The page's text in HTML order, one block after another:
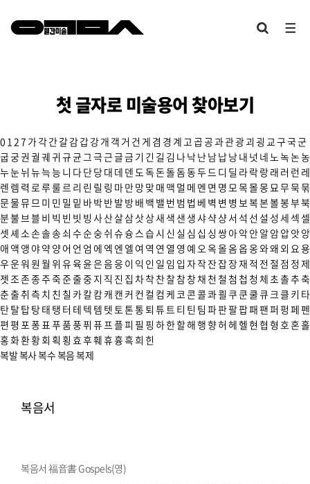
첫 글자로 미술용어 찾아보기
0 1 27 가각간갈감갑강개 객 거 건 게 겸 경 계 고 곱공과관광괴 굉 교 구국군
굽궁권 궐 궤귀 규균그극근글금기 긴 길 김 나낙난남납낭내 넛 네 노 녹논농
누눈뉘 뉴늑능 니 다단당대 데 덴 도 독돈돌돔동두 드 디 딜 라락랑래 러 런 레
렌 렘 력 로 루룰 르 리 린 릴 링 마만망맞매 맥 멀 메 멘 면 명 모 목몰몽 묘 무묵묶
문물뮤 므 미 민 밀 밑 바박반발방배 백 밸 번 범 법 베 벽 변 병 보 복본볼봉부북
분불 브 블 비 빅 빈 빗 빙 사산살삼삿상새 색 샌 생샤샥샹서 석 선 설 성 세 섹 셀
셋셰 소손솔송쇠 수순숭쉬 슈슝 스습 시 신 실 심 십 싱 쌍아악안알암압앗앙
애 액 앵 야약양어 언 엄 에 엑 엔 엘 여 역 연 열 영 예 오 옥올옴옵옹와왜 외 요 용
우운워 원 월 위 유육윤은음응 이 익 인 일 임 입 자작잔잡장재 적 전 절 점 정 제
젯 조존종주죽준줄중 지 직 진 집 차착찬찰참창채 천 철 첨 첩 청 체 초촐추축
춘출취 측 치 친 칠 카칼캄캐 캔 커 컨 컬 컴 케 코 콘콜콰쾰 쿠쿤쿨큐 크 클 키 타
탄탈탑탕태 탱 터 테 텍 템 텟 토 톤통퇴 튜 트 티 틴 팀 파판팔팝패팬퍼 펑 페펜
편 평 포 퐁 표 푸품풍퓌 퓨 프 플피 필 핑 하한할해행향허 헤헬현 협 형 호혼홀
홍화환황회 획 횡 효후훼휴흉흑희 힌
복발복사복수복음복제
복음서
복음서 福音書 Gospels(영)